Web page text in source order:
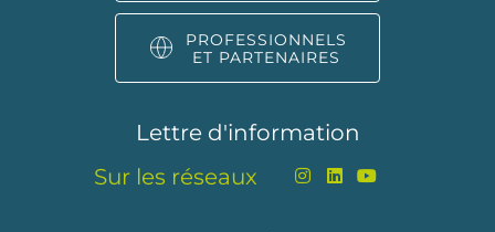
PROFESSIONNELS
ET PARTENAIRES
Lettre d'information
Sur les réseaux